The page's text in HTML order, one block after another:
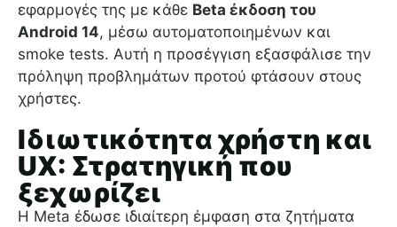
εφαρμογές της με κάθε Beta έκδοση του
Android 14, μέσω αυτοματοποιημένων και
smoke tests. Αυτή η προσέγγιση εξασφάλισε την
πρόληψη προβλημάτων προτού φτάσουν στους
χρήστες.
Ιδιωτικότητα χρήστη και
UX: Στρατηγική που
ξεχωρίζει
Η Meta έδωσε ιδιαίτερη έμφαση στα ζητήματα